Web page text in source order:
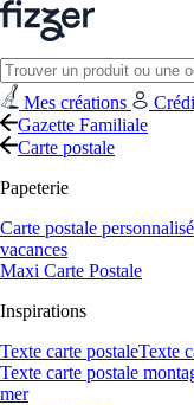
Mes créations
Gazette Familiale
Carte postale
Papeterie
Carte postale
vacances
Maxi Carte Postale
Inspirations
Texte carte postaleTexte
Texte carte postale
mer